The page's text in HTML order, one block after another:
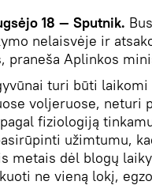
18 — Sputnik.
nelaisvėje ir
praneša Aplinkos
turi būti
voljeruose, neturi
fiziologiją
užimtumu,
metais dėl blogų
ne vieną lokį,